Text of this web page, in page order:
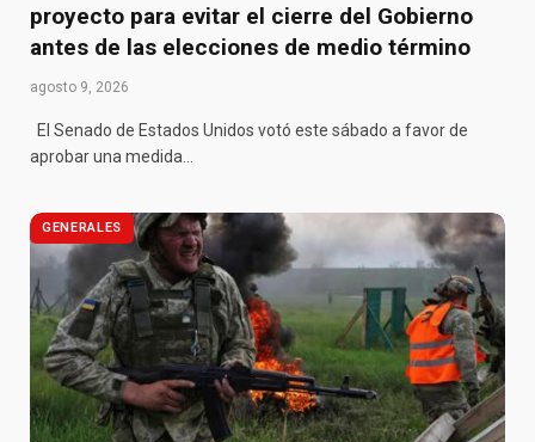
proyecto para evitar el cierre del Gobierno
antes de las elecciones de medio término
agosto 9, 2026
El Senado de Estados Unidos votó este sábado a favor de
aprobar una medida…
GENERALES